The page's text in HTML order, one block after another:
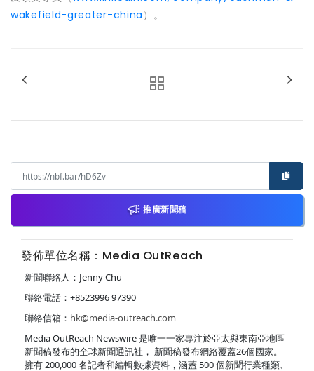
wakefield-greater-china ）。
推廣新聞稿
發佈單位名稱：Media OutReach
新聞聯絡人：Jenny Chu
聯絡電話：+8523996 97390
聯絡信箱： hk@media-outreach.com
Media OutReach Newswire 是唯一一家專注於亞太與東南亞地區
新聞稿發布的全球新聞通訊社， 新聞稿發布網絡覆蓋26個國家。
擁有 200,000 名記者和編輯數據資料，涵蓋 500 個新聞行業種類、